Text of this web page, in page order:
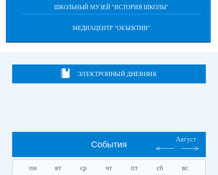
ШКОЛЬНЫЙ МУЗЕЙ "ИСТОРИЯ ШКОЛЫ"
МЕДИАЦЕНТР "ОБЪЕКТИВ"
ЭЛЕКТРОННЫЙ ДНЕВНИК
События
Август
пн вт ср чт пт сб вс